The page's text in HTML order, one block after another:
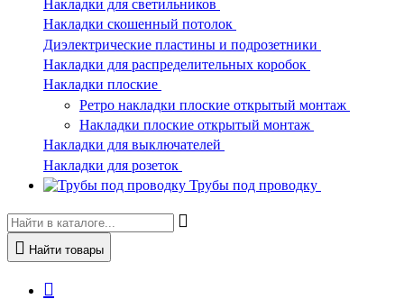
Накладки для светильников
Накладки скошенный потолок
Диэлектрические пластины и подрозетники
Накладки для распределительных коробок
Накладки плоские
Ретро накладки плоские открытый монтаж
Накладки плоские открытый монтаж
Накладки для выключателей
Накладки для розеток
Трубы под проводку
Найти товары